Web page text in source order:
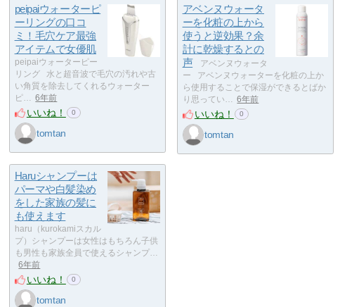
peipaiウォーターピ
ーリングの口コ
ミ！毛穴ケア最強
アイテムで女優肌
peipaiウォーターピー
リング 水と超音波で毛穴の汚れや古
い角質を除去してくれるウォーター
ピ… 6年前
いいね！ 0
tomtan
アベンヌウォータ
ーを化粧の上から
使うと逆効果？余
計に乾燥するとの
声
アベンヌウォータ
ー アベンヌウォーターを化粧の上か
ら使用することで保湿ができるとばか
り思ってい… 6年前
いいね！ 0
tomtan
Haruシャンプーは
パーマや白髪染め
をした家族の髪に
も使えます
haru（kurokamiスカル
プ）シャンプーは女性はもちろん子供
も男性も家族全員で使えるシャンプ…
6年前
いいね！ 0
tomtan